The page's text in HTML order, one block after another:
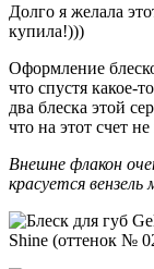
Долго я желала
купила!)))
Оформление
что спустя какое-
два блеска этой
что на этот счет
Внешне флакон
красуется вензель